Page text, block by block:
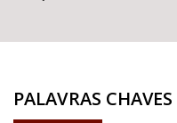
PALAVRAS CHAVES